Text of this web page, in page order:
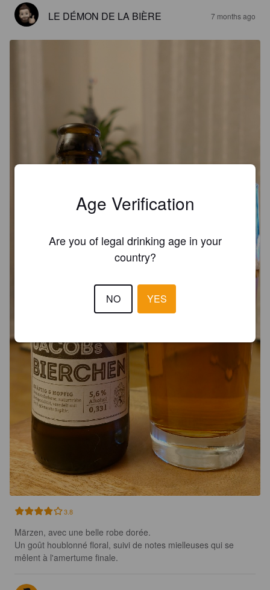
LE DÉMON DE LA BIÈRE 7 months ago
3.8
Märzen, avec une belle robe dorée.
Un goût houblonné floral, suivi de notes mielleuses qui se
mêlent à l'amertume finale.
Age Verification
Are you of legal drinking age in your
country?
NO YES